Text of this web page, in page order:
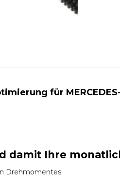
für MERCEDES-
damit Ihre
Drehmomentes.